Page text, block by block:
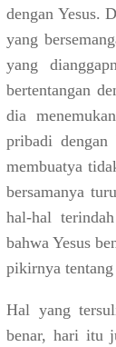
dengan Yesus.
yang
yang
bertentangan
dia
pribadi
membuatya
bersamanya
hal-hal
bahwaYesus
pikirnya
Hal yang
benar, hari itu